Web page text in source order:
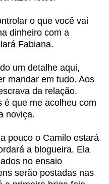
o que você vai
dinheiro com a
Fabiana.
um detalhe aqui,
mandar em tudo. Aos
da relação.
é que me acolheu com
noviça.
pouco o Camilo estará
a blogueira. Ela
no ensaio
serão postadas nas